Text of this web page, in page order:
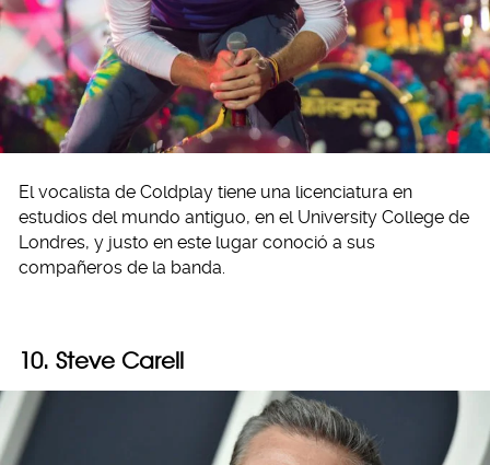
El vocalista de Coldplay tiene una licenciatura en
estudios del mundo antiguo, en el University College de
Londres, y justo en este lugar conoció a sus
compañeros de la banda.
10. Steve Carell